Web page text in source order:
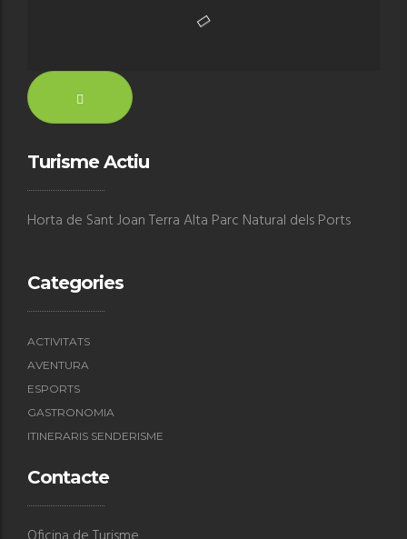
Turisme Actiu
Horta de Sant Joan Terra Alta Parc Natural dels Ports
Categories
ACTIVITATS
AVENTURA
ESPORTS
GASTRONOMIA
ITINERARIS SENDERISME
Contacte